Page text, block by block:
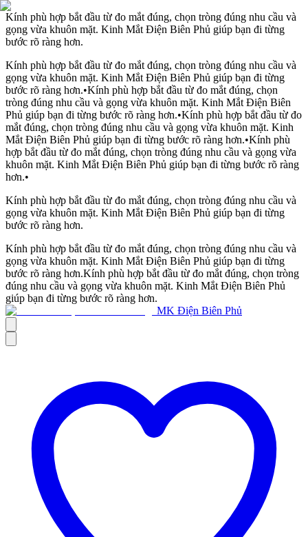
Kính phù hợp bắt đầu từ đo mắt đúng, chọn tròng đúng nhu cầu và
gọng vừa khuôn mặt. Kinh Mắt Điện Biên Phủ giúp bạn đi từng
bước rõ ràng hơn.
Kính phù hợp bắt đầu từ đo mắt đúng, chọn tròng đúng nhu cầu và
gọng vừa khuôn mặt. Kinh Mắt Điện Biên Phủ giúp bạn đi từng
bước rõ ràng hơn.•Kính phù hợp bắt đầu từ đo mắt đúng, chọn
tròng đúng nhu cầu và gọng vừa khuôn mặt. Kinh Mắt Điện Biên
Phủ giúp bạn đi từng bước rõ ràng hơn.•Kính phù hợp bắt đầu từ đo
mắt đúng, chọn tròng đúng nhu cầu và gọng vừa khuôn mặt. Kinh
Mắt Điện Biên Phủ giúp bạn đi từng bước rõ ràng hơn.•Kính phù
hợp bắt đầu từ đo mắt đúng, chọn tròng đúng nhu cầu và gọng vừa
khuôn mặt. Kinh Mắt Điện Biên Phủ giúp bạn đi từng bước rõ ràng
hơn.•
Kính phù hợp bắt đầu từ đo mắt đúng, chọn tròng đúng nhu cầu và
gọng vừa khuôn mặt. Kinh Mắt Điện Biên Phủ giúp bạn đi từng
bước rõ ràng hơn.
Kính phù hợp bắt đầu từ đo mắt đúng, chọn tròng đúng nhu cầu và
gọng vừa khuôn mặt. Kinh Mắt Điện Biên Phủ giúp bạn đi từng
bước rõ ràng hơn.Kính phù hợp bắt đầu từ đo mắt đúng, chọn tròng
đúng nhu cầu và gọng vừa khuôn mặt. Kinh Mắt Điện Biên Phủ
giúp bạn đi từng bước rõ ràng hơn.
MK Điện Biên Phủ